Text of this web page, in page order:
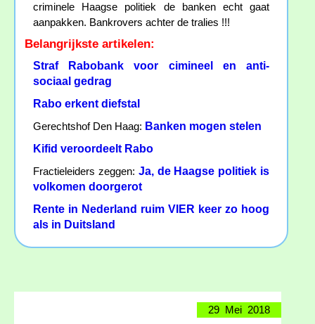
criminele Haagse politiek de banken echt gaat
aanpakken. Bankrovers achter de tralies !!!
Belangrijkste artikelen:
Straf Rabobank voor cimineel en anti-
sociaal gedrag
Rabo erkent diefstal
Gerechtshof Den Haag: Banken mogen stelen
Kifid veroordeelt Rabo
Fractieleiders zeggen: Ja, de Haagse politiek is
volkomen doorgerot
Rente in Nederland ruim VIER keer zo hoog
als in Duitsland
29 Mei 2018